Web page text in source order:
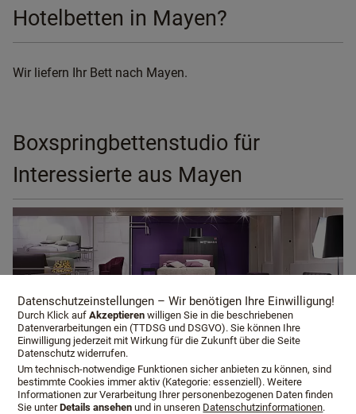
Hotelbetten in Mayen?
Wir liefern Ihr Bett nach Mayen.
Boxspringbettenstudio für
Interessierte aus Mayen
Datenschutzeinstellungen – Wir benötigen Ihre Einwilligung!
Durch Klick aufAkzeptieren willigen Sie in die beschriebenen
Datenverarbeitungen ein (TTDSG und DSGVO). Sie können Ihre
Einwilligung jederzeit mit Wirkung für die Zukunft über die Seite
Datenschutz widerrufen.
Um technisch-notwendige Funktionen sicher anbieten zu können, sind
bestimmte Cookies immer aktiv (Kategorie: essenziell). Weitere
Informationen zur Verarbeitung Ihrer personenbezogenen Daten finden
Sie unterDetails ansehen und in unseren Datenschutzinformationen.